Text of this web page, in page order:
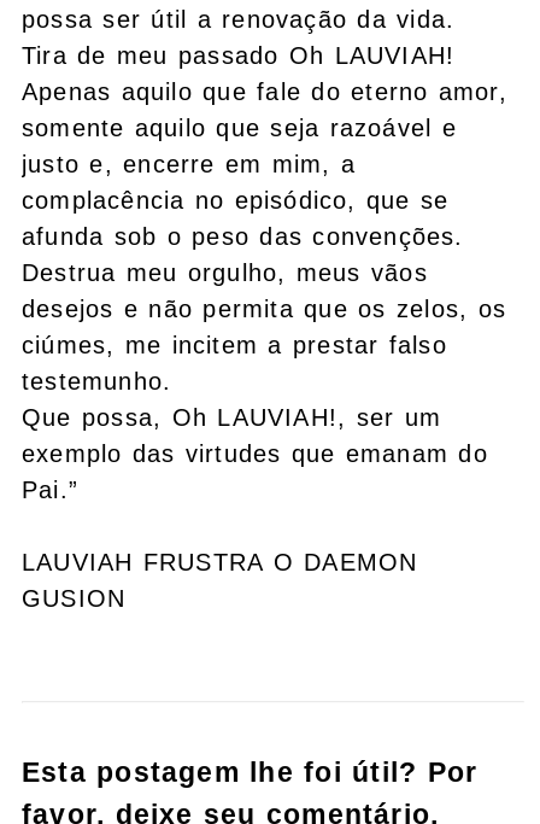
possa ser útil a renovação da vida.
Tira de meu passado Oh LAUVIAH!
Apenas aquilo que fale do eterno amor,
somente aquilo que seja razoável e
justo e, encerre em mim, a
complacência no episódico, que se
afunda sob o peso das convenções.
Destrua meu orgulho, meus vãos
desejos e não permita que os zelos, os
ciúmes, me incitem a prestar falso
testemunho.
Que possa, Oh LAUVIAH!, ser um
exemplo das virtudes que emanam do
Pai.”
LAUVIAH FRUSTRA O DAEMON
GUSION
Esta postagem lhe foi útil? Por
favor, deixe seu comentário,